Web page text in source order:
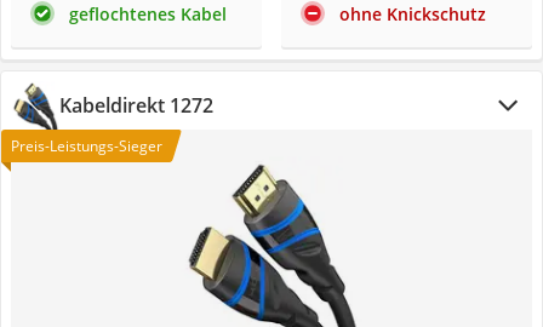
geflochtenes Kabel
ohne Knickschutz
Kabeldirekt 1272
Preis-Leistungs-Sieger